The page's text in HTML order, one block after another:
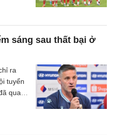
sáng sau thất bại ở
ra
tuyển
qua